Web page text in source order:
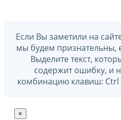
Если Вы заметили на
мы будем признательны,
Выделите текст,
содержит ошибку, и
комбинацию клавиш:
×